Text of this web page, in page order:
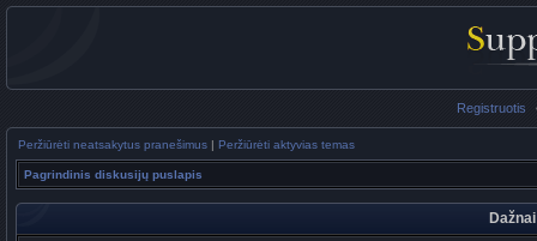
Registruotis
Peržiūrėti neatsakytus pranešimus | Peržiūrėti aktyvias temas
Pagrindinis diskusijų puslapis